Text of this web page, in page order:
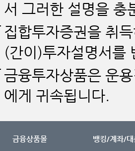
서 그러한 설명을 충
집합투자증권을 취
(간이)투자설명서를
금융투자상품은 운
에게 귀속됩니다.
금융상품몰 뱅킹/계좌/대